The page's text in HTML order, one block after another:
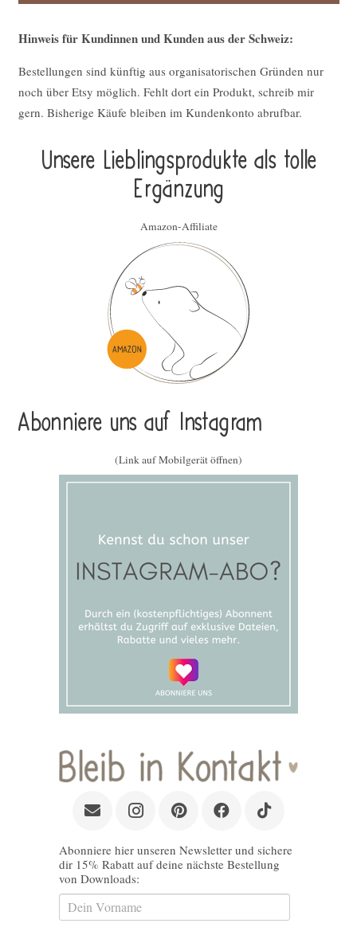
Hinweis für Kundinnen und Kunden aus der Schweiz:
Bestellungen sind künftig aus organisatorischen Gründen nur
noch über Etsy möglich. Fehlt dort ein Produkt, schreib mir
gern. Bisherige Käufe bleiben im Kundenkonto abrufbar.
Unsere Lieblings­pro­duk­te als tolle
Ergän­zung
Amazon-Affiliate
Abonniere uns auf Instagram
(Link auf Mobilgerät öffnen)
Abonniere hier unseren Newsletter und sichere
dir 15% Rabatt auf deine nächste Bestellung
von Downloads: